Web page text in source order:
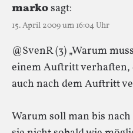
markosagt:
15. April 2009 um 16:04 Uhr
@SvenR (3) „Warum
einem Auftritt verhaften,
auch nach dem Auftritt
Warum soll man bis